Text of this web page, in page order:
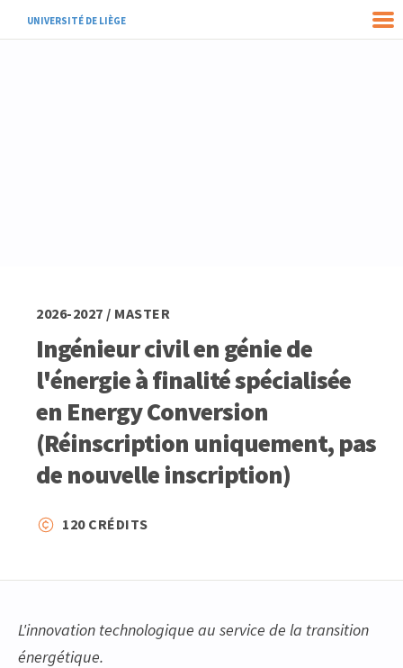
UNIVERSITÉ DE LIÈGE
2026-2027 / MASTER
Ingénieur civil en génie de
l'énergie à finalité spécialisée
en Energy Conversion
(Réinscription uniquement, pas
de nouvelle inscription)
120 CRÉDITS
L'innovation technologique au service de la transition
énergétique.